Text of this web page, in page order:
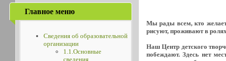
Главное меню
Сведения об образовательной
организации
1.1.Основные
сведения
Мы рады всем, кто желает
рисуют, проживают в
Наш Центр детского
побеждают. Здесь нет